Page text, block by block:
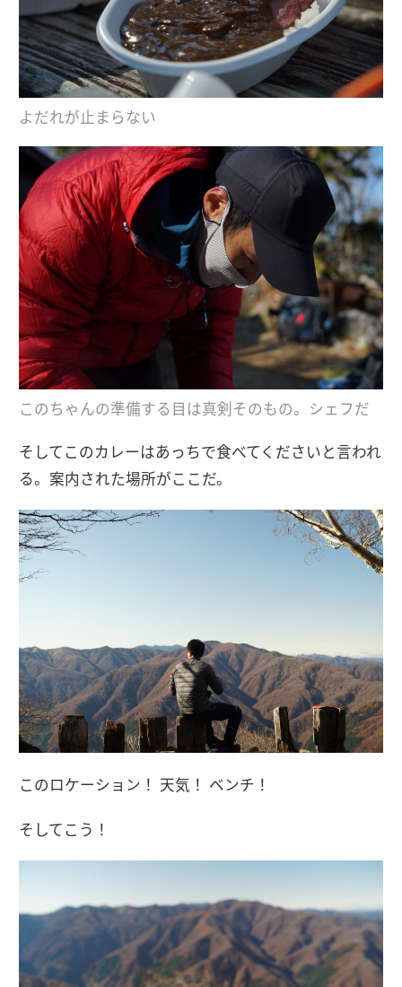
よだれが止まらない
このちゃんの準備する目は真剣そのもの。シェフだ
そしてこのカレーはあっちで食べてくださいと言われ
る。案内された場所がここだ。
このロケーション！ 天気！ ベンチ！
そしてこう！